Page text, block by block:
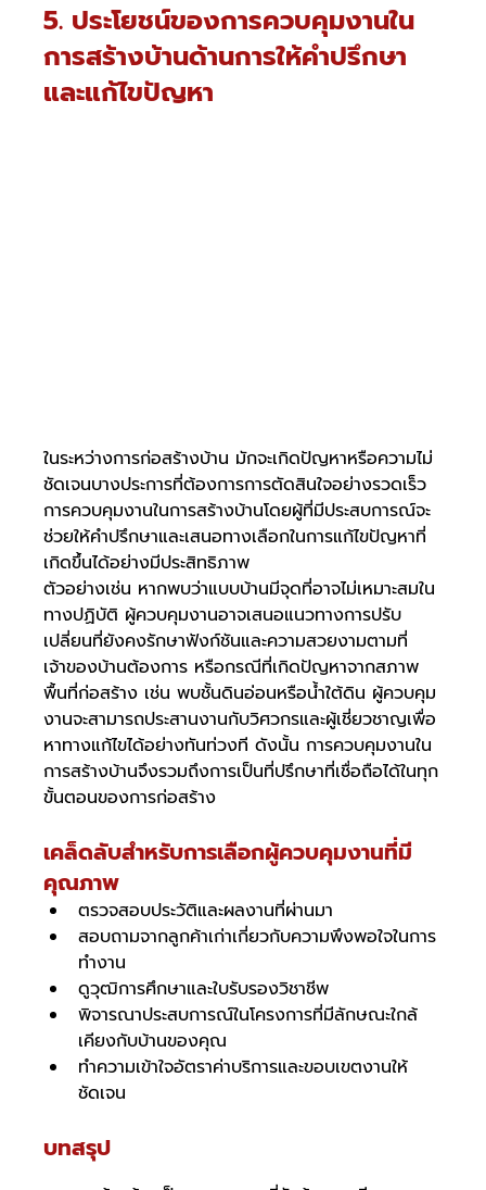
5. ประโยชน์ของการควบคุมงานใน
การสร้างบ้านด้านการให้คำปรึกษา
และแก้ไขปัญหา
ในระหว่างการก่อสร้างบ้าน มักจะเกิดปัญหาหรือความไม่
ชัดเจนบางประการที่ต้องการการตัดสินใจอย่างรวดเร็ว
การควบคุมงานในการสร้างบ้านโดยผู้ที่มีประสบการณ์จะ
ช่วยให้คำปรึกษาและเสนอทางเลือกในการแก้ไขปัญหาที่
เกิดขึ้นได้อย่างมีประสิทธิภาพ
ตัวอย่างเช่น หากพบว่าแบบบ้านมีจุดที่อาจไม่เหมาะสมใน
ทางปฏิบัติ ผู้ควบคุมงานอาจเสนอแนวทางการปรับ
เปลี่ยนที่ยังคงรักษาฟังก์ชันและความสวยงามตามที่
เจ้าของบ้านต้องการ หรือกรณีที่เกิดปัญหาจากสภาพ
พื้นที่ก่อสร้าง เช่น พบชั้นดินอ่อนหรือน้ำใต้ดิน ผู้ควบคุม
งานจะสามารถประสานงานกับวิศวกรและผู้เชี่ยวชาญเพื่อ
หาทางแก้ไขได้อย่างทันท่วงที ดังนั้น การควบคุมงานใน
การสร้างบ้านจึงรวมถึงการเป็นที่ปรึกษาที่เชื่อถือได้ในทุก
ขั้นตอนของการก่อสร้าง
เคล็ดลับสำหรับการเลือกผู้ควบคุมงานที่มี
คุณภาพ
ตรวจสอบประวัติและผลงานที่ผ่านมา
สอบถามจากลูกค้าเก่าเกี่ยวกับความพึงพอใจในการ
ทำงาน
ดูวุฒิการศึกษาและใบรับรองวิชาชีพ
พิจารณาประสบการณ์ในโครงการที่มีลักษณะใกล้
เคียงกับบ้านของคุณ
ทำความเข้าใจอัตราค่าบริการและขอบเขตงานให้
ชัดเจน
บทสรุป